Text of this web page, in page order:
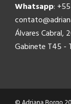
Whatsapp:
Álvares Cabral,
Gabinete T45 -